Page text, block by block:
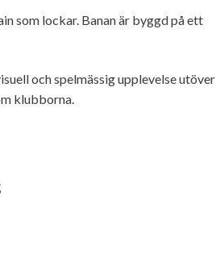
som lockar. Banan är byggd på ett
och spelmässig upplevelse utöver
klubborna.